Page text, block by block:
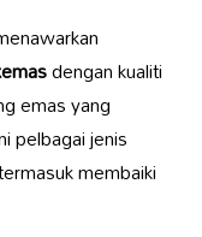
dengan kualiti
emas yang
pelbagai jenis
membaiki